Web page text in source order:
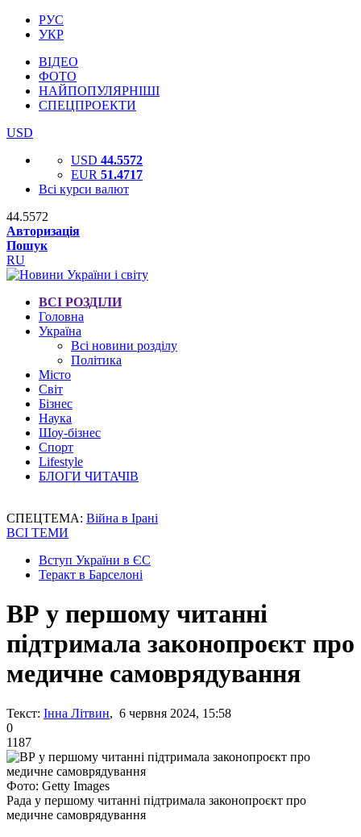
РУС
УКР
ВІДЕО
ФОТО
НАЙПОПУЛЯРНІШІ
СПЕЦПРОЕКТИ
USD
USD 44.5572
EUR 51.4717
Всі курси валют
44.5572
Авторизація
Пошук
RU
ВСІ РОЗДІЛИ
Головна
Україна
Всі новини розділу
Політика
Місто
Світ
Бізнес
Наука
Шоу-бізнес
Спорт
Lifestyle
БЛОГИ ЧИТАЧІВ
СПЕЦТЕМА: Війна в Ірані
ВСІ ТЕМИ
Вступ України в ЄС
Теракт в Барселоні
ВР у першому читанні
підтримала законопроєкт про
медичне самоврядування
Текст: Інна Літвин, 6 червня 2024, 15:58
0
1187
Фото: Getty Images
Рада у першому читанні підтримала законопроєкт про
медичне самоврядування